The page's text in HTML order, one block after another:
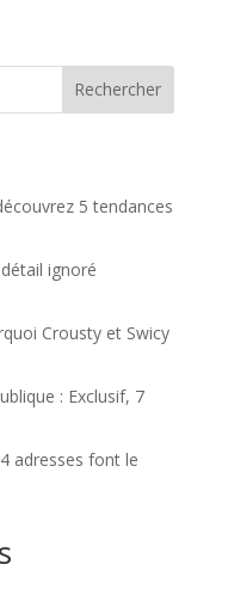
Rechercher
5 tendances
ignoré
Crousty et Swicy
: Exclusif, 7
adresses font le